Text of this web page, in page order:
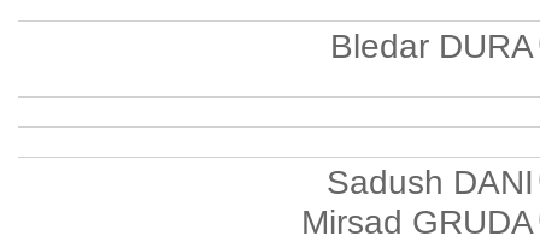
Bledar DURA
Sadush DANI
Mirsad GRUDA